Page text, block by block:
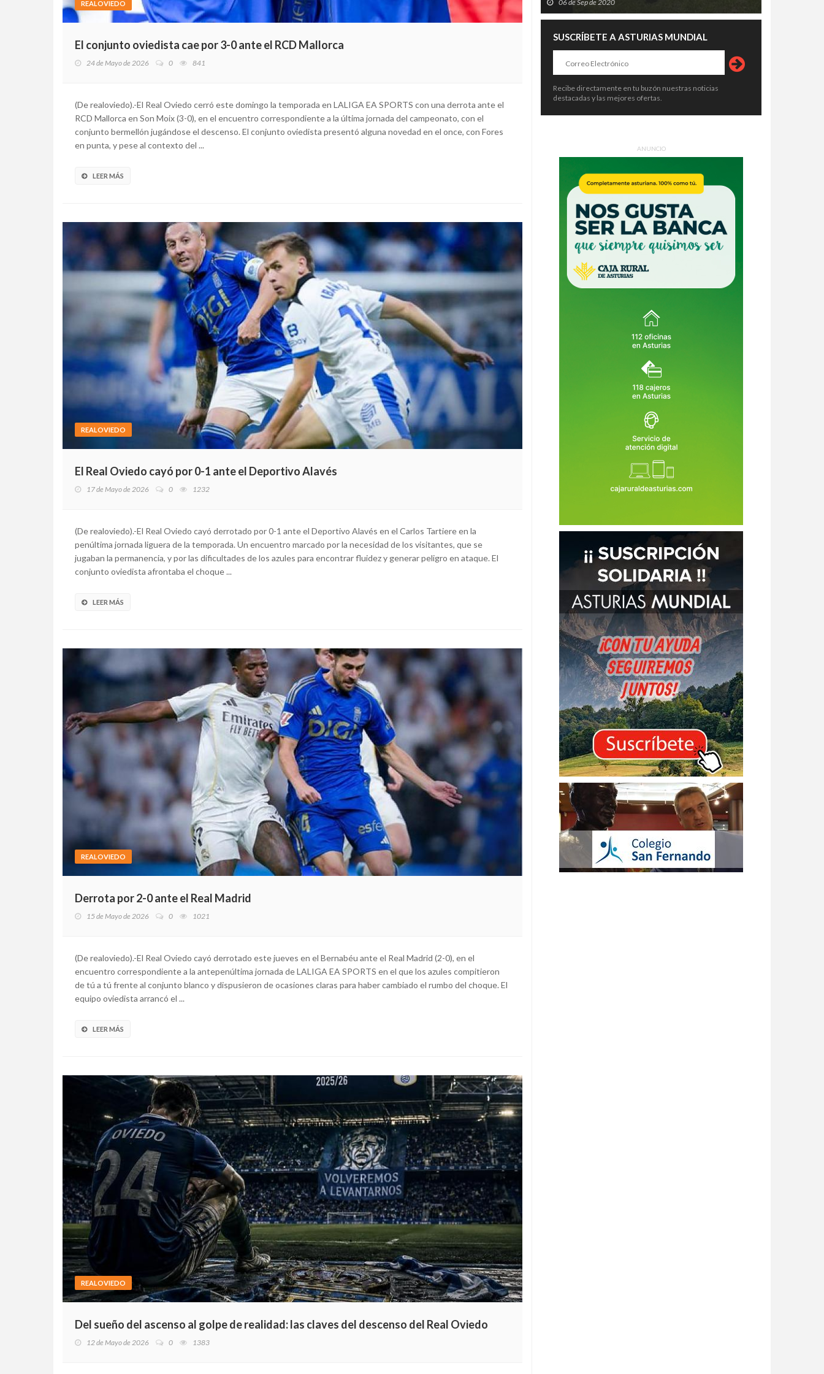
REALOVIEDO
El conjunto oviedista cae por 3-0 ante el RCD Mallorca
24 de Mayo de 2026 0 841
(De realoviedo).-El Real Oviedo cerró este domingo la temporada en LALIGA EA SPORTS con una derrota ante el
RCD Mallorca en Son Moix (3-0), en el encuentro correspondiente a la última jornada del campeonato, con el
conjunto bermellón jugándose el descenso. El conjunto oviedista presentó alguna novedad en el once, con Fores
en punta, y pese al contexto del ...
LEER MÁS
REALOVIEDO
El Real Oviedo cayó por 0-1 ante el Deportivo Alavés
17 de Mayo de 2026 0 1232
(De realoviedo).-El Real Oviedo cayó derrotado por 0-1 ante el Deportivo Alavés en el Carlos Tartiere en la
penúltima jornada liguera de la temporada. Un encuentro marcado por la necesidad de los visitantes, que se
jugaban la permanencia, y por las dificultades de los azules para encontrar fluidez y generar peligro en ataque. El
conjunto oviedista afrontaba el choque ...
LEER MÁS
REALOVIEDO
Derrota por 2-0 ante el Real Madrid
15 de Mayo de 2026 0 1021
(De realoviedo).-El Real Oviedo cayó derrotado este jueves en el Bernabéu ante el Real Madrid (2-0), en el
encuentro correspondiente a la antepenúltima jornada de LALIGA EA SPORTS en el que los azules compitieron
de tú a tú frente al conjunto blanco y dispusieron de ocasiones claras para haber cambiado el rumbo del choque. El
equipo oviedista arrancó el ...
LEER MÁS
REALOVIEDO
Del sueño del ascenso al golpe de realidad: las claves del descenso del Real Oviedo
12 de Mayo de 2026 0 1383
06 de Sep de 2020
SUSCRÍBETE A ASTURIAS MUNDIAL
Recibe directamente en tu buzón nuestras noticias
destacadas y las mejores ofertas.
ANUNCIO